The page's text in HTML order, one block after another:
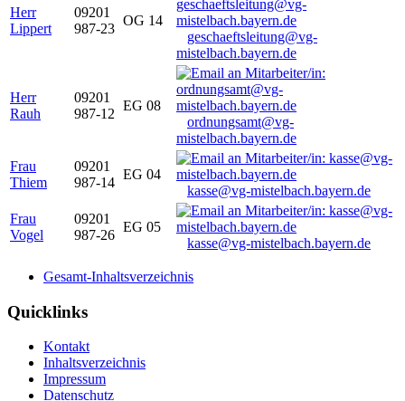
Herr
Lippert
09201
987-23
OG 14
geschaeftsleitung@vg-
mistelbach.bayern.de
Herr
Rauh
09201
987-12
EG 08
ordnungsamt@vg-
mistelbach.bayern.de
Frau
Thiem
09201
987-14
EG 04
kasse@vg-mistelbach.bayern.de
Frau
Vogel
09201
987-26
EG 05
kasse@vg-mistelbach.bayern.de
Gesamt-Inhaltsverzeichnis
Quicklinks
Kontakt
Inhaltsverzeichnis
Impressum
Datenschutz